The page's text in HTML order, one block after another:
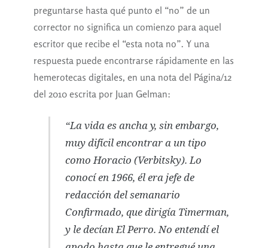
preguntarse hasta qué punto el “no” de un
corrector no significa un comienzo para aquel
escritor que recibe el “esta nota no”. Y una
respuesta puede encontrarse rápidamente en las
hemerotecas digitales, en una nota del Página/12
del 2010 escrita por Juan Gelman:
“La vida es ancha y, sin embargo,
muy difícil encontrar a un tipo
como Horacio(Verbitsky). Lo
conocí en 1966, él era jefe de
redacción del semanario
Confirmado, que dirigía Timerman,
y le decían El Perro. No entendí el